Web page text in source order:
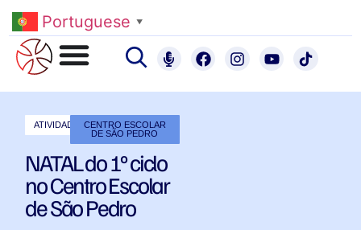
Portuguese ▼
ATIVIDADESCENTRO ESCOLAR
DE SÃO PEDRO
NATAL do 1º ciclo
no Centro Escolar
de São Pedro